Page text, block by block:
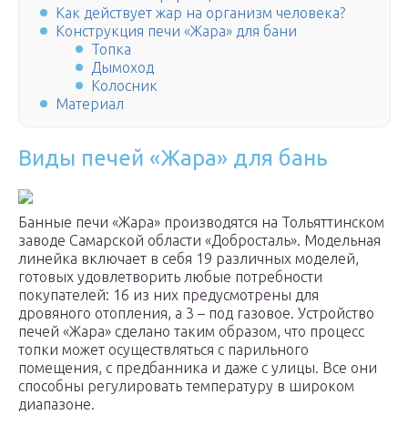
Как действует жар на организм человека?
Конструкция печи «Жара» для бани
Топка
Дымоход
Колосник
Материал
Виды печей «Жара» для бань
Банные печи «Жара» производятся на Тольяттинском
заводе Самарской области «Добросталь». Модельная
линейка включает в себя 19 различных моделей,
готовых удовлетворить любые потребности
покупателей: 16 из них предусмотрены для
дровяного отопления, а 3 – под газовое. Устройство
печей «Жара» сделано таким образом, что процесс
топки может осуществляться с парильного
помещения, с предбанника и даже с улицы. Все они
способны регулировать температуру в широком
диапазоне.